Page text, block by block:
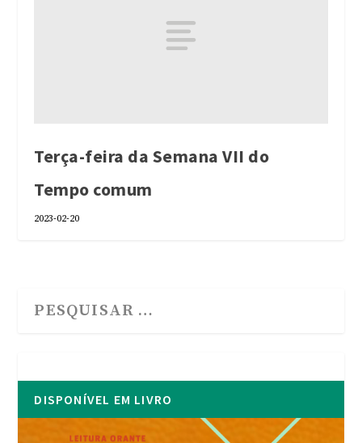
Terça-feira da Semana VII do
Tempo comum
2023-02-20
DISPONÍVEL EM LIVRO